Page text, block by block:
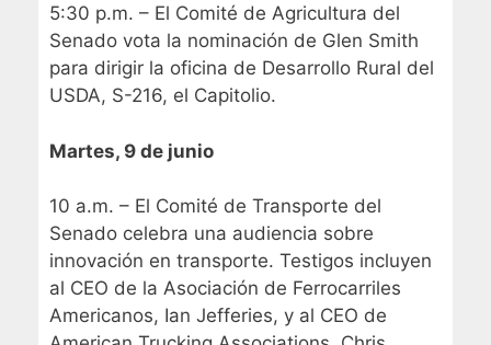
5:30 p.m. – El Comité de Agricultura del
Senado vota la nominación de Glen Smith
para dirigir la oficina de Desarrollo Rural del
USDA, S-216, el Capitolio.
Martes, 9 de junio
10 a.m. – El Comité de Transporte del
Senado celebra una audiencia sobre
innovación en transporte. Testigos incluyen
al CEO de la Asociación de Ferrocarriles
Americanos, Ian Jefferies, y al CEO de